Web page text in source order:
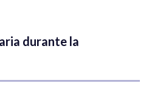
durante la